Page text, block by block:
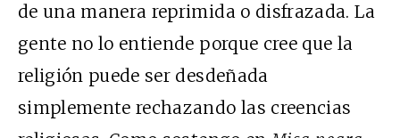
de una manera reprimida o disfrazada. La
gente no lo entiende porque cree que la
religión puede ser desdeñada
simplemente rechazando las creencias